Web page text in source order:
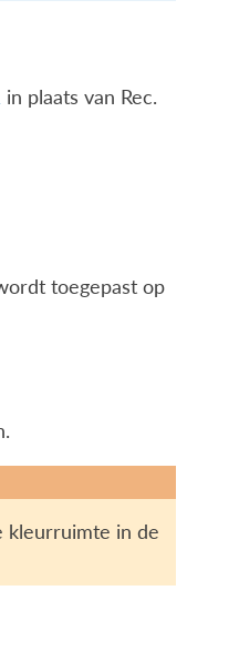
in plaats van Rec.
toegepast op
kleurruimte in de